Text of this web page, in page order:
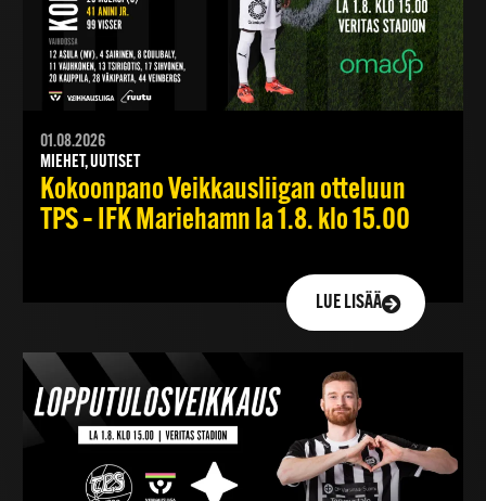
01.08.2026
MIEHET, UUTISET
Kokoonpano Veikkausliigan otteluun
TPS – IFK Mariehamn la 1.8. klo 15.00
LUE LISÄÄ